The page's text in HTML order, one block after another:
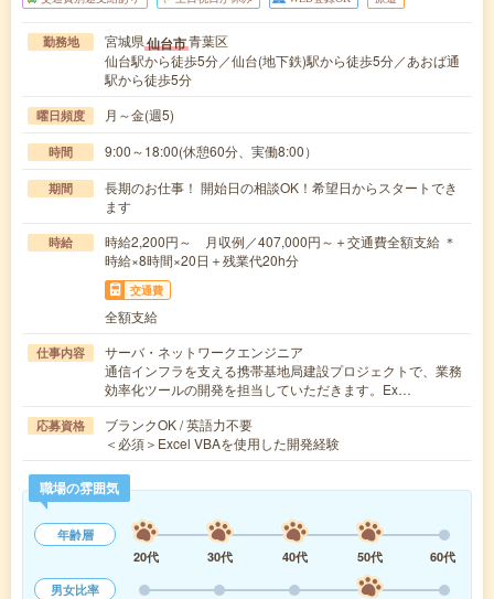
勤務地 宮城県仙台市青葉区
仙台駅から徒歩5分／仙台(地下鉄)駅から徒歩5分／あおば通
駅から徒歩5分
曜日頻度 月～金(週5)
時間 9:00～18:00(休憩60分、実働8:00）
期間
長期のお仕事！ 開始日の相談OK！希望日からスタートでき
ます
時給
時給2,200円～ 月収例／407,000円～＋交通費全額支給 ＊
時給×8時間×20日＋残業代20h分
交通費
全額支給
仕事内容
サーバ・ネットワークエンジニア
通信インフラを支える携帯基地局建設プロジェクトで、業務
効率化ツールの開発を担当していただきます。Ex…
応募資格
ブランクOK / 英語力不要
＜必須＞Excel VBAを使用した開発経験
職場の雰囲気
年齢層
20代
30代 40代 50代
60代
男女比率